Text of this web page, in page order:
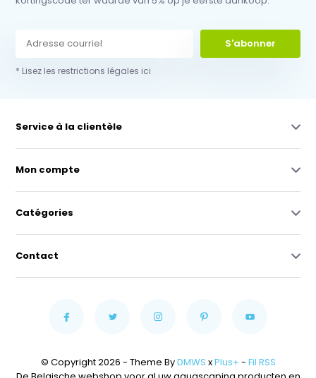
S'abonner
* Lisez les restrictions légales ici
Service à la clientèle
Mon compte
Catégories
Contact
© Copyright 2026 - Theme ByDMWS xPlus+ - Fil RSS